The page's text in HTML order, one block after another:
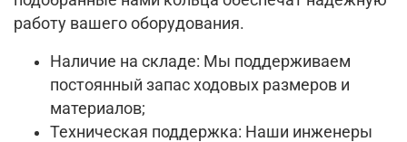
работу вашего оборудования.
Наличие на складе: Мы поддерживаем
постоянный запас ходовых размеров и
материалов;
Техническая поддержка: Наши инженеры